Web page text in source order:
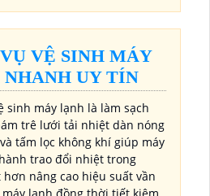
VỆ SINH MÁY
UY TÍN
sinh máy lạnh là làm sạch
trê lưới tải nhiệt dàn nóng
tấm lọc không khí giúp máy
trao đổi nhiệt trong
hơn nâng cao hiệu suất vần
lạnh đồng thời tiết kiệm